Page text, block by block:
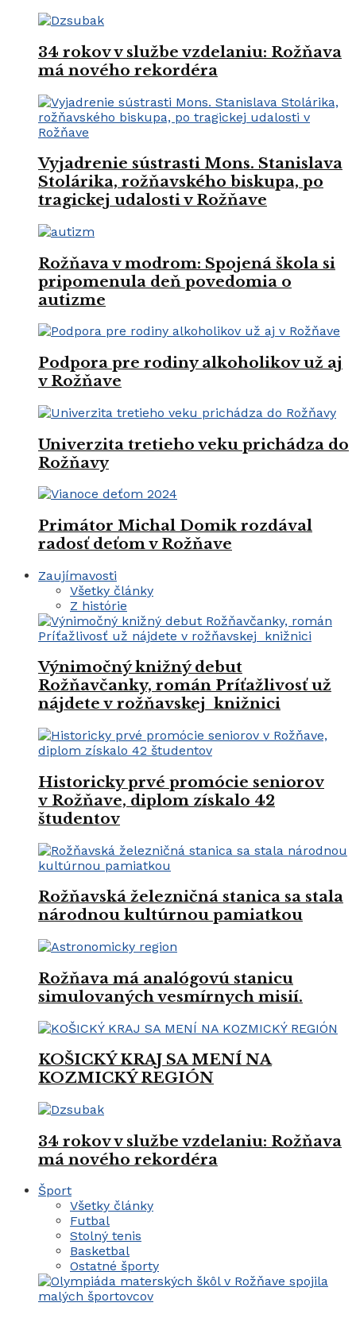
34 rokov v službe vzdelaniu: Rožňava
má nového rekordéra
Vyjadrenie sústrasti Mons. Stanislava
Stolárika, rožňavského biskupa, po
tragickej udalosti v Rožňave
Rožňava v modrom: Spojená škola si
pripomenula deň povedomia o
autizme
Podpora pre rodiny alkoholikov už aj
v Rožňave
Univerzita tretieho veku prichádza do
Rožňavy
Primátor Michal Domik rozdával
radosť deťom v Rožňave
Zaujímavosti
Všetky články
Z histórie
Výnimočný knižný debut
Rožňavčanky, román Príťažlivosť už
nájdete v rožňavskej knižnici
Historicky prvé promócie seniorov
v Rožňave, diplom získalo 42
študentov
Rožňavská železničná stanica sa stala
národnou kultúrnou pamiatkou
Rožňava má analógovú stanicu
simulovaných vesmírnych misií.
KOŠICKÝ KRAJ SA MENÍ NA
KOZMICKÝ REGIÓN
34 rokov v službe vzdelaniu: Rožňava
má nového rekordéra
Šport
Všetky články
Futbal
Stolný tenis
Basketbal
Ostatné športy